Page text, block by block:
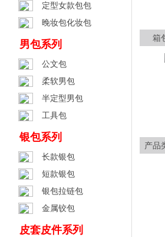
定型女款包包
晚妆包化妆包
男包系列
公文包
柔软男包
半定型男包
工具包
银包系列
长款银包
短款银包
银包拉链包
金属铰包
皮套皮件系列
箱
产品